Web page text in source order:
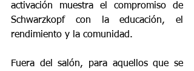
activación muestra el compromiso de
Schwarzkopf con la educación, el
rendimiento y la comunidad.
Fuera del salón, para aquellos que se